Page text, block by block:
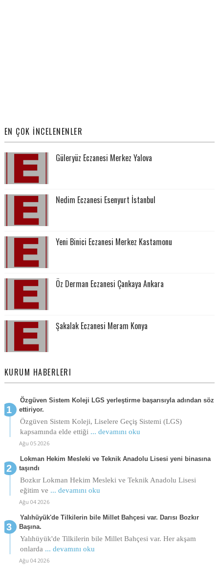
EN ÇOK İNCELENENLER
Güleryüz Eczanesi Merkez Yalova
Nedim Eczanesi Esenyurt İstanbul
Yeni Binici Eczanesi Merkez Kastamonu
Öz Derman Eczanesi Çankaya Ankara
Şakalak Eczanesi Meram Konya
KURUM HABERLERI
Özgüven Sistem Koleji LGS yerleştirme başarısıyla adından söz
ettiriyor.
Özgüven Sistem Koleji, Liselere Geçiş Sistemi (LGS)
kapsamında elde ettiği ... devamını oku
Ağu 05 2026
Lokman Hekim Mesleki ve Teknik Anadolu Lisesi yeni binasına
taşındı
Bozkır Lokman Hekim Mesleki ve Teknik Anadolu Lisesi
eğitim ve ... devamını oku
Ağu 04 2026
Yalıhüyük'de Tilkilerin bile Millet Bahçesi var. Darısı Bozkır
Başına.
Yalıhüyük'de Tilkilerin bile Millet Bahçesi var. Her akşam
onlarda ... devamını oku
Ağu 04 2026